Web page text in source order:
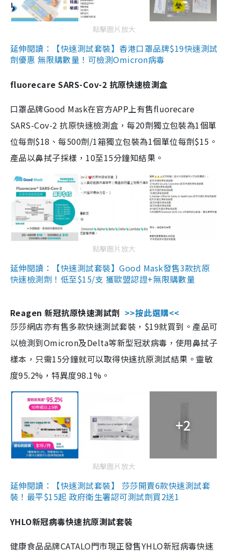
點擊圖片放大
延伸閱讀：【快速測試套裝】香港口罩品牌$19快速測試
劑優惠 無限購數量！可檢測Omicron病毒
fluorecare SARS-Cov-2 抗原快速檢測盒
口罩品牌Good Mask在官方APP上有售fluorecare
SARS-Cov-2 抗原快速檢測盒，每20劑獨立包裝為1個單
位每劑$18、每500劑/1箱獨立包裝為1個單位每劑$15。
產品以鼻拭子採樣，10至15分鐘知結果。
點擊圖片放大
延伸閱讀：【快速測試套裝】Good Mask發售3款抗原
快速檢測劑！低至$15/支 獲歐盟認證+無限購數量
Reagen 新冠抗原快速測試劑 >>按此選購<<
莎莎網店亦有售多款快速測試套裝，$19就買到。產品可
以檢測到Omicron及Delta等新型冠狀病毒，使用鼻拭子
樣本，只需15分鐘就可以取得快速抗原測試結果。靈敏
度95.2%，特異度98.1%。
+2
點擊圖片放大
延伸閱讀：【快速測試套裝】 莎莎開賣6款快速測試套
裝！最平$15起 政府衛生署認可測試劑買2送1
YHLO新冠病毒快速抗原測試套裝
健康食品品牌CATALO門市現正發售YHLO新冠病毒快速